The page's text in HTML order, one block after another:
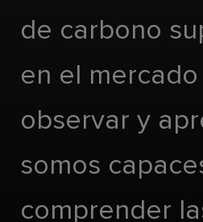
de carbono
en el
observar y
somos
comprender